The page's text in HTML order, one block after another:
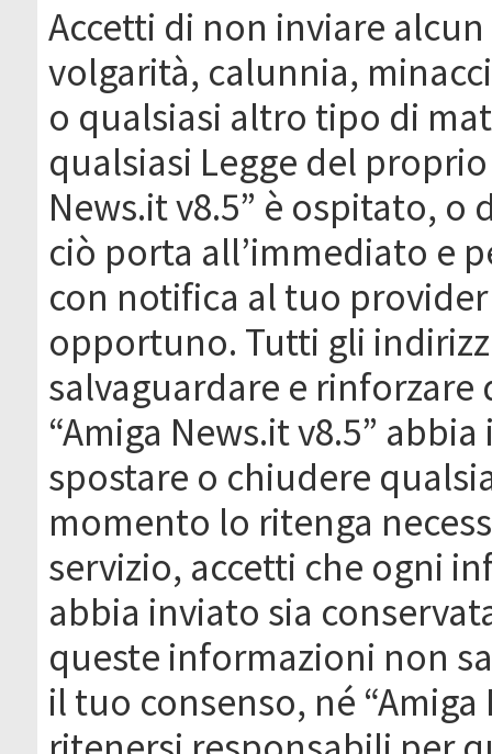
Accetti di non inviare
volgarità, calunnia,
o qualsiasi altro tipo di
qualsiasi Legge del
News.it v8.5” è ospitato, o
ciò porta all’immediato e
con notifica al tuo
opportuno. Tutti gli
salvaguardare e
“Amiga News.it v8.5”
spostare o chiudere
momento lo ritenga
servizio, accetti che ogni
abbia inviato sia
queste informazioni non
il tuo consenso, né